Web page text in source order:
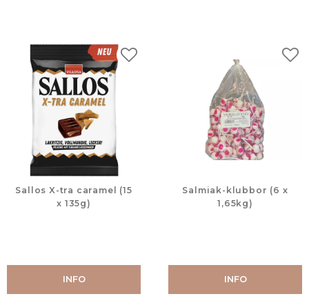
Sallos X-tra caramel (15
x 135g)
Lägg till i favoriter
INFO
Salmiak-klubbor (6 x
1,65kg)
INFO